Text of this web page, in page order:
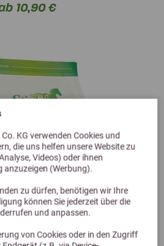
KG verwenden Cookies und
die uns helfen unsere Website zu
Videos) oder ihnen
anzuzeigen (Werbung).
zu dürfen, benötigen wir Ihre
können Sie jederzeit über die
und anpassen.
von Cookies oder in den Zugriff
10,90 €